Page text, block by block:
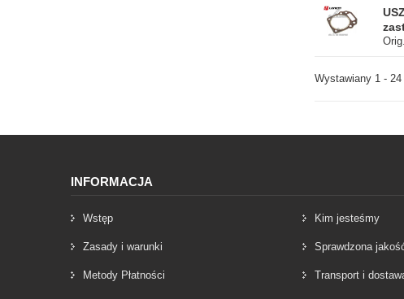
Wystawiany 1 -
INFORMACJA
Wstęp Kim jesteśmy
Zasady i warunki Sprawdzona
Metody Płatności Transport i